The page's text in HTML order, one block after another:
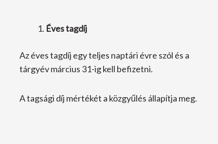
Éves tagdíj
Az éves tagdíj egy teljes naptári évre szól és a
tárgyév március 31-ig kell befizetni.
A tagsági díj mértékét a közgyűlés állapítja meg.